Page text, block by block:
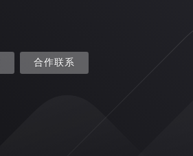
合作联系